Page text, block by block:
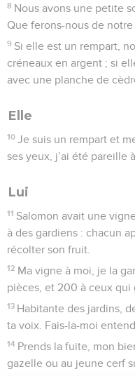
8 Nous avons une petite
Que ferons-nous de
9 Si elle est un rempart,
créneaux en argent ; si
avec une planche de
Elle
10 Je suis un rempart et
ses yeux, j’ai été pareille
Lui
11 Salomon avait une
à des gardiens : chacun
récolter son fruit.
12 Ma vigne à moi, je la
pièces, et 200 à ceux qui
13 Habitante des jardins,
ta voix. Fais-la-moi
14 Prends la fuite, mon
gazelle ou au jeune cerf